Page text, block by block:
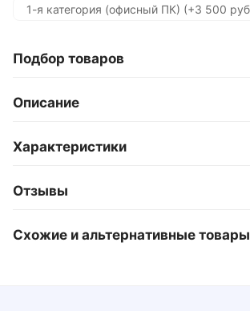
Подбор товаров
Описание
Характеристики
Отзывы
Схожие и альтернативные товары